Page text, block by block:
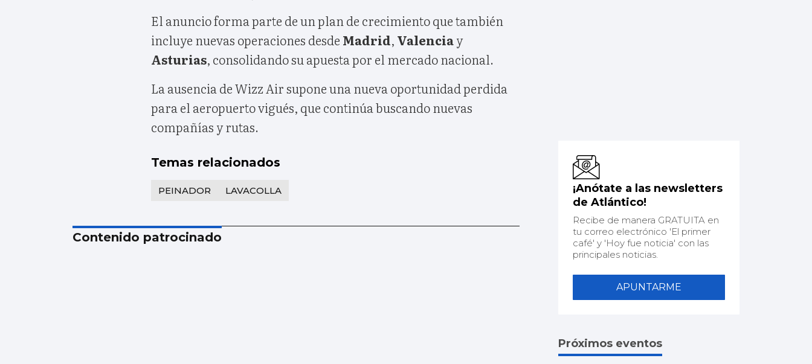
El anuncio forma parte de un plan de crecimiento que también
incluye nuevas operaciones desde Madrid, Valenciay
Asturias, consolidando su apuesta por el mercado nacional.
La ausencia de Wizz Air supone una nueva oportunidad perdida
para el aeropuerto vigués, que continúa buscando nuevas
compañías y rutas.
Temas relacionados
PEINADOR LAVACOLLA
Contenido patrocinado
¡Anótate a las newsletters
de Atlántico!
Recibe de manera GRATUITA en
tu correo electrónico 'El primer
café' y 'Hoy fue noticia' con las
principales noticias.
APUNTARME
Próximos eventos